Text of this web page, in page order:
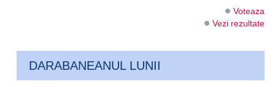
Voteaza
Vezi rezultate
DARABANEANUL LUNII